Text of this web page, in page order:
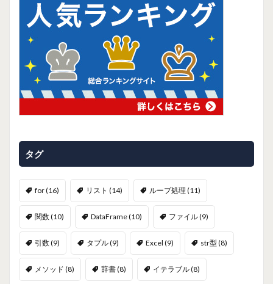
タグ
for(16) リスト (14) ループ処理 (11)
関数(10) DataFrame(10) ファイル(9)
引数(9) タプル(9) Excel (9) str型 (8)
メソッド (8) 辞書(8) イテラブル(8)